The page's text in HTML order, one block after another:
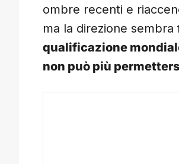
ombre recenti e
ma la direzione sembra
qualificazione
non può più